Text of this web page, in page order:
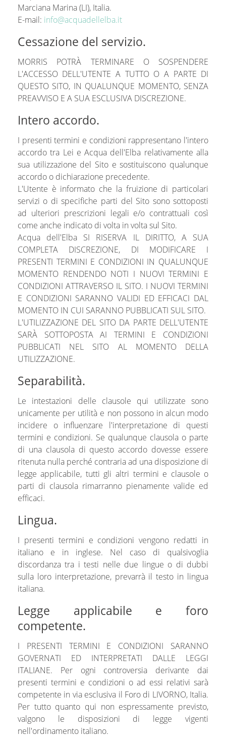
Marciana Marina (LI), Italia.
E-mail: info@acquadellelba.it
Cessazione del servizio.
MORRIS POTRÀ TERMINARE O SOSPENDERE
L'ACCESSO DELL'UTENTE A TUTTO O A PARTE DI
QUESTO SITO, IN QUALUNQUE MOMENTO, SENZA
PREAVVISO E A SUA ESCLUSIVA DISCREZIONE.
Intero accordo.
I presenti termini e condizioni rappresentano l'intero
accordo tra Lei e Acqua dell'Elba relativamente alla
sua utilizzazione del Sito e sostituiscono qualunque
accordo o dichiarazione precedente.
L'Utente è informato che la fruizione di particolari
servizi o di specifiche parti del Sito sono sottoposti
ad ulteriori prescrizioni legali e/o contrattuali così
come anche indicato di volta in volta sul Sito.
Acqua dell'Elba SI RISERVA IL DIRITTO, A SUA
COMPLETA DISCREZIONE, DI MODIFICARE I
PRESENTI TERMINI E CONDIZIONI IN QUALUNQUE
MOMENTO RENDENDO NOTI I NUOVI TERMINI E
CONDIZIONI ATTRAVERSO IL SITO. I NUOVI TERMINI
E CONDIZIONI SARANNO VALIDI ED EFFICACI DAL
MOMENTO IN CUI SARANNO PUBBLICATI SUL SITO.
L'UTILIZZAZIONE DEL SITO DA PARTE DELL'UTENTE
SARÀ SOTTOPOSTA AI TERMINI E CONDIZIONI
PUBBLICATI NEL SITO AL MOMENTO DELLA
UTILIZZAZIONE.
Separabilità.
Le intestazioni delle clausole qui utilizzate sono
unicamente per utilità e non possono in alcun modo
incidere o influenzare l'interpretazione di questi
termini e condizioni. Se qualunque clausola o parte
di una clausola di questo accordo dovesse essere
ritenuta nulla perché contraria ad una disposizione di
legge applicabile, tutti gli altri termini e clausole o
parti di clausola rimarranno pienamente valide ed
efficaci.
Lingua.
I presenti termini e condizioni vengono redatti in
italiano e in inglese. Nel caso di qualsivoglia
discordanza tra i testi nelle due lingue o di dubbi
sulla loro interpretazione, prevarrà il testo in lingua
italiana.
Legge applicabile e foro
competente.
I PRESENTI TERMINI E CONDIZIONI SARANNO
GOVERNATI ED INTERPRETATI DALLE LEGGI
ITALIANE. Per ogni controversia derivante dai
presenti termini e condizioni o ad essi relativi sarà
competente in via esclusiva il Foro di LIVORNO, Italia.
Per tutto quanto qui non espressamente previsto,
valgono le disposizioni di legge vigenti
nell'ordinamento italiano.